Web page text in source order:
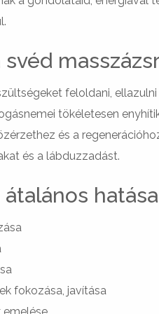
feloldani,
tökéletesen
és a
és a lábduzzadást.
hatása
fokozása, javítása